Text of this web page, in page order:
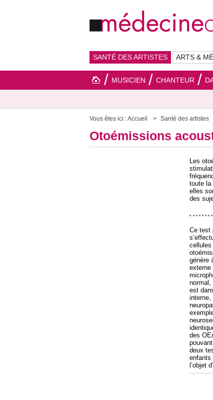
SANTÉ DES ARTISTES ARTS &
MUSICIEN CHANTEUR
Vous êtes ici :Accueil Santé des artistes
Otoémissions
Les
toute la
elles
des
Ce test
cellules
génère
externe
normal,
est
interne,
des
deux
enfants
l’objet